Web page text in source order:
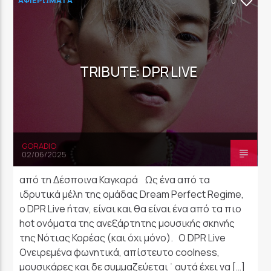
TRIBUTE: DPR LIVE
GORADIO
02/06/2025
από τη Δέσποινα Καγκαρά Ως ένα από τα
ιδρυτικά μέλη της ομάδας Dream Perfect Regime,
ο DPR Live ήταν, είναι και θα είναι ένα από τα πιο
hot ονόματα της ανεξάρτητης μουσικής σκηνής
της Νότιας Κορέας (και όχι μόνο). O DPR Live
Ονειρεμένα φωνητικά, απίστευτο coolness,
μουσικάρες και δε συμμαζεύεται ˙ αυτά έχει να […]